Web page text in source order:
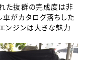
た抜群の完成度は非
車がカタログ落ちした
ンジンは大きな魅力